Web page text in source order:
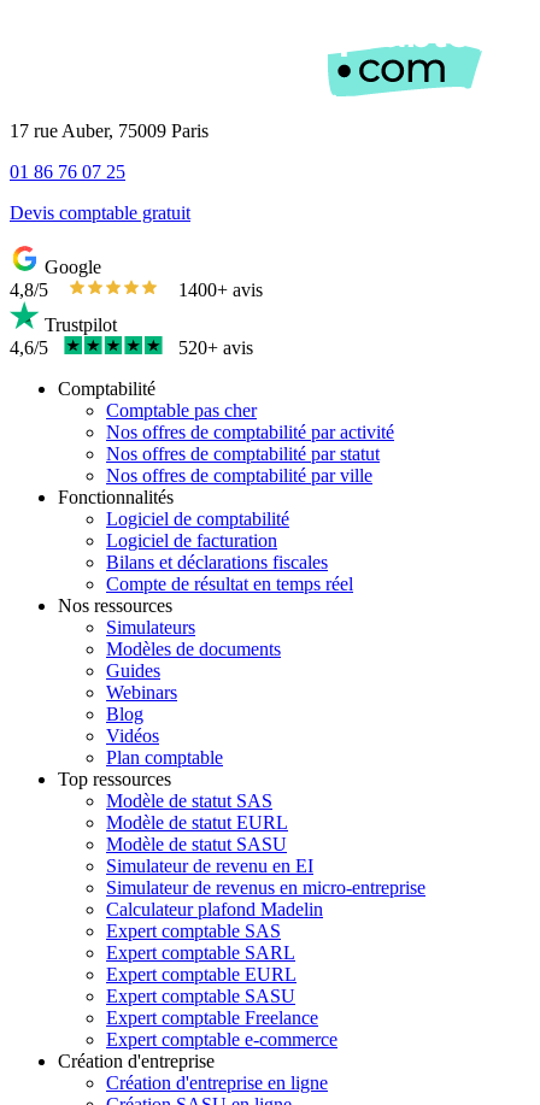
17 rue Auber, 75009 Paris
01 86 76 07 25
Devis comptable gratuit
Google
4,8/5
1400+ avis
Trustpilot
4,6/5
520+ avis
Comptabilité
Comptable pas cher
Nos offres de comptabilité par activité
Nos offres de comptabilité par statut
Nos offres de comptabilité par ville
Fonctionnalités
Logiciel de comptabilité
Logiciel de facturation
Bilans et déclarations fiscales
Compte de résultat en temps réel
Nos ressources
Simulateurs
Modèles de documents
Guides
Webinars
Blog
Vidéos
Plan comptable
Top ressources
Modèle de statut SAS
Modèle de statut EURL
Modèle de statut SASU
Simulateur de revenu en EI
Simulateur de revenus en micro-entreprise
Calculateur plafond Madelin
Expert comptable SAS
Expert comptable SARL
Expert comptable EURL
Expert comptable SASU
Expert comptable Freelance
Expert comptable e-commerce
Création d'entreprise
Création d'entreprise en ligne